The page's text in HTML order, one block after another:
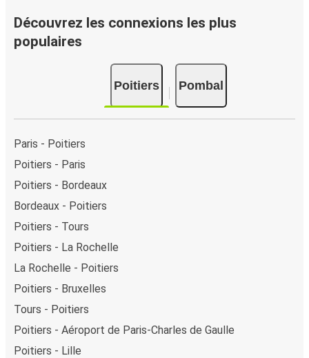
Découvrez les connexions les plus
populaires
Poitiers Pombal
Paris - Poitiers
Poitiers - Paris
Poitiers - Bordeaux
Bordeaux - Poitiers
Poitiers - Tours
Poitiers - La Rochelle
La Rochelle - Poitiers
Poitiers - Bruxelles
Tours - Poitiers
Poitiers - Aéroport de Paris-Charles de Gaulle
Poitiers - Lille